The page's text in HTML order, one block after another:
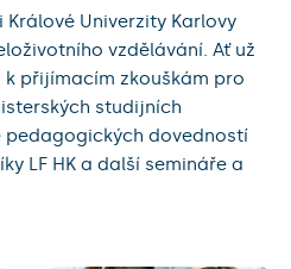
(Guben, Německo)
Univerzity Karlovy
vzdělávání. Ať už
přijímacím zkouškám pro
studijních
pedagogických dovedností
LF HK a další semináře a